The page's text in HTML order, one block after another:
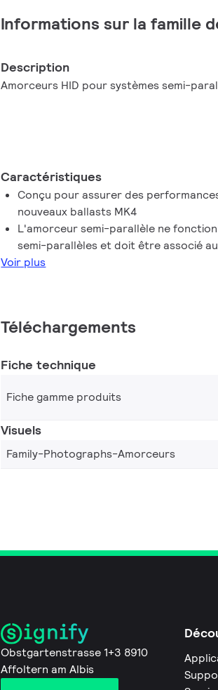
Informations sur la famille
Description
Amorceurs HID pour systèmes semi-
Caractéristiques
Conçu pour assurer des
nouveaux ballasts MK4
L'amorceur semi-parallèle ne
semi-parallèles et doit être associé
Voir plus
Téléchargements
Fiche technique
Fiche gamme produits
Visuels
Family-Photographs-Amorceurs
Obstgartenstrasse 1+3 8910
Affoltern am Albis